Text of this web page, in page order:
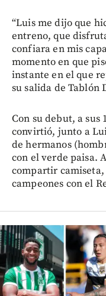
“Luis me dijo que
entreno, que
confiara en mis
momento en que
instante en el que
su salida de Tablón
Con su debut, a sus
convirtió, junto a
de hermanos
con el verde paisa.
compartir camiseta,
campeones con el